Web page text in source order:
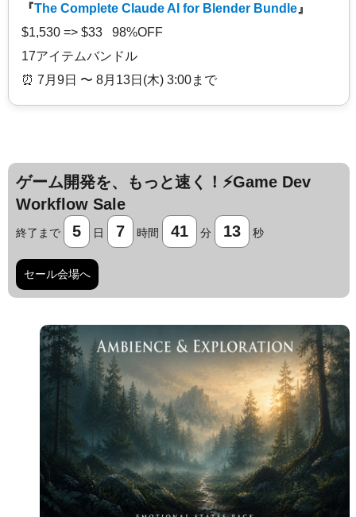
『The Complete Claude AI for Blender Bundle 』
$1,530 => $33 98%OFF
17アイテムバンドル
⏰️ 7月9日 〜 8月13日(木) 3:00まで
ゲーム開発を、もっと速く！⚡️Game Dev
Workflow Sale
終了まで 5 日 7 時間 41 分 12 秒
セール会場へ